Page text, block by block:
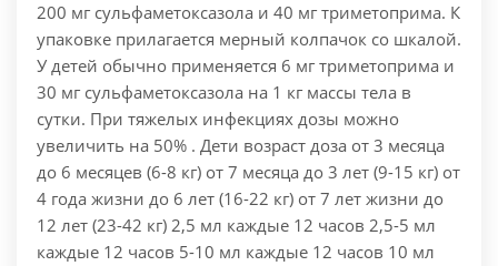
200 мг сульфаметоксазола и 40 мг триметоприма. К
упаковке прилагается мерный колпачок со шкалой.
У детей обычно применяется 6 мг триметоприма и
30 мг сульфаметоксазола на 1 кг массы тела в
сутки. При тяжелых инфекциях дозы можно
увеличить на 50% . Дети возраст доза от 3 месяца
до 6 месяцев (6-8 кг) от 7 месяца до 3 лет (9-15 кг) от
4 года жизни до 6 лет (16-22 кг) от 7 лет жизни до
12 лет (23-42 кг) 2,5 мл каждые 12 часов 2,5-5 мл
каждые 12 часов 5-10 мл каждые 12 часов 10 мл